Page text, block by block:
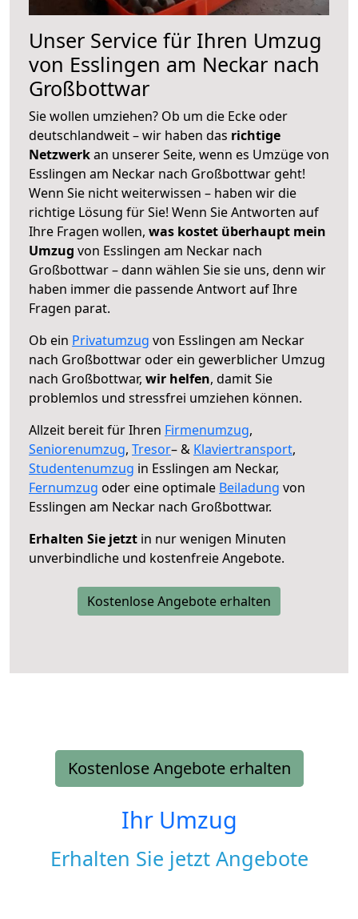
Unser Service für Ihren Umzug
von Esslingen am Neckar nach
Großbottwar
Sie wollen umziehen? Ob um die Ecke oder
deutschlandweit – wir haben das richtige
Netzwerkan unserer Seite, wenn es Umzüge von
Esslingen am Neckar nach Großbottwar geht!
Wenn Sie nicht weiterwissen – haben wir die
richtige Lösung für Sie! Wenn Sie Antworten auf
Ihre Fragen wollen, was kostet überhaupt mein
Umzug von Esslingen am Neckar nach
Großbottwar – dann wählen Sie sie uns, denn wir
haben immer die passende Antwort auf Ihre
Fragen parat.
Ob ein Privatumzug von Esslingen am Neckar
nach Großbottwar oder ein gewerblicher Umzug
nach Großbottwar, wir helfen, damit Sie
problemlos und stressfrei umziehen können.
Allzeit bereit für Ihren Firmenumzug,
Seniorenumzug, Tresor– & Klaviertransport,
Studentenumzug in Esslingen am Neckar,
Fernumzug oder eine optimale Beiladung von
Esslingen am Neckar nach Großbottwar.
Erhalten Sie jetzt in nur wenigen Minuten
unverbindliche und kostenfreie Angebote.
Kostenlose Angebote erhalten
Kostenlose Angebote erhalten
Ihr Umzug
Erhalten Sie jetzt Angebote